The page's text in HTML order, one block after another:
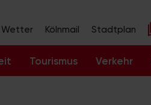
Wetter Kölnmail Stadtplan
Tourismus Verkehr